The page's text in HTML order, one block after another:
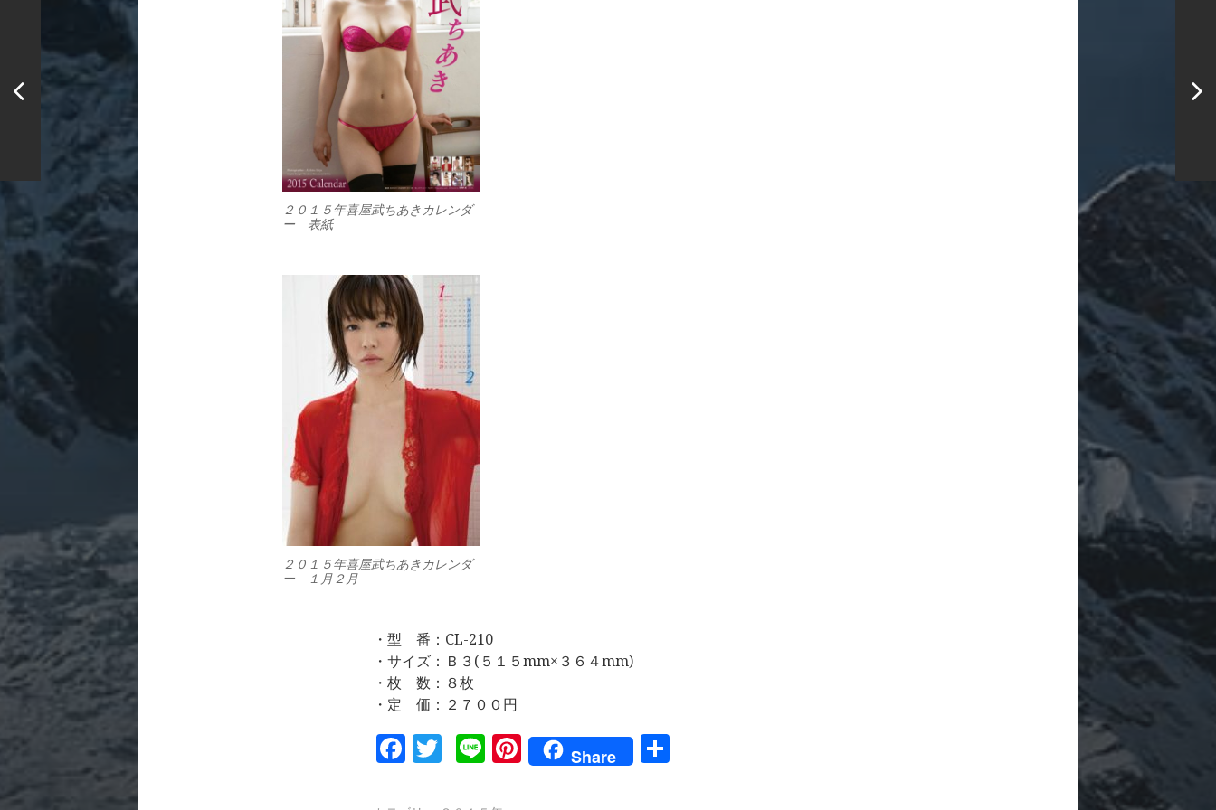
２０１５年喜屋武ちあきカレンダ
ー 表紙
２０１５年喜屋武ちあきカレンダ
ー １月２月
・型 番：CL-210
・サイズ：Ｂ３(５１５mm×３６４mm)
・枚 数：８枚
・定 価：２７００円
Facebook
Twitter
LinePinterest
Share